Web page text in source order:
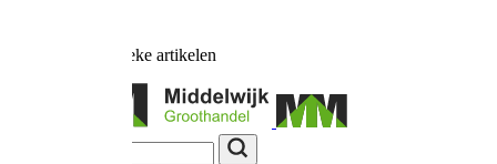
unieke artikelen